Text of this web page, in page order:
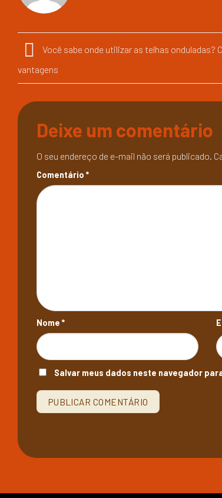
Você sabe onde utilizar as telhas onduladas?
vantagens
Deixe um comentário
O seu endereço de e-mail não será publicado.
Comentário *
Nome *
Salvar meus dados neste navegador